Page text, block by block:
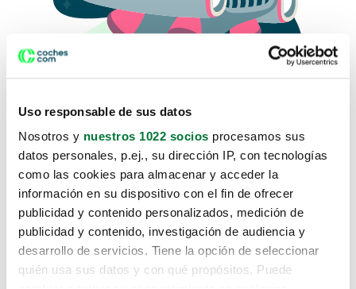
Uso responsable de sus datos
Nosotros y nuestros 1022 socios procesamos sus
datos personales, p.ej., su dirección IP, con tecnologías
como las cookies para almacenar y acceder la
información en su dispositivo con el fin de ofrecer
publicidad y contenido personalizados, medición de
publicidad y contenido, investigación de audiencia y
desarrollo de servicios. Tiene la opción de seleccionar
quién usa sus datos y con qué propósitos. Puede
Lo sentimos, no sabemos como
te hemos traido hasta aquí.
Pero puedes encontrar el coche que estás
buscando en alguno de estos enlaces: